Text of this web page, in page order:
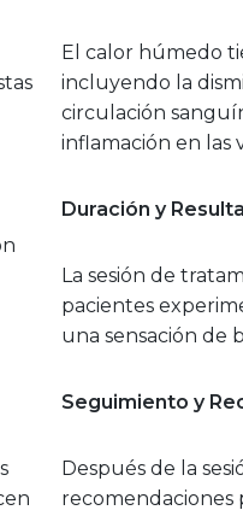
El calor húmedo
incluyendo la
circulación
inflamación en las
Duración y
La sesión de
pacientes
una sensación de
Seguimiento y
Después de la
recomendaciones